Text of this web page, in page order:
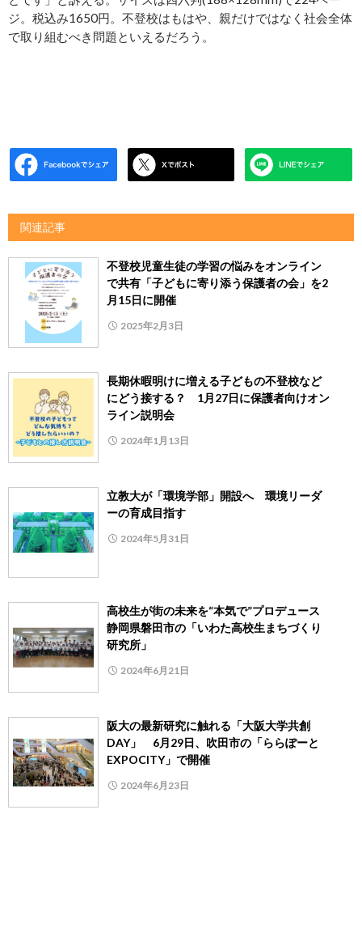
ジ。税込み1650円。不登校はもはや、親だけではなく社会全体
で取り組むべき問題といえるだろう。
関連記事
不登校児童生徒の学習の悩みをオンライン
で共有「子どもに寄り添う保護者の会」を2
月15日に開催
2025年2月3日
長期休暇明けに増える子どもの不登校など
にどう接する？ 1月27日に保護者向けオン
ライン説明会
2024年1月13日
立教大が「環境学部」開設へ 環境リーダ
ーの育成目指す
2024年5月31日
高校生が街の未来を“本気で”プロデュース
静岡県磐田市の「いわた高校生まちづくり
研究所」
2024年6月21日
阪大の最新研究に触れる「大阪大学共創
DAY」 6月29日、吹田市の「ららぽーと
EXPOCITY」で開催
2024年6月23日